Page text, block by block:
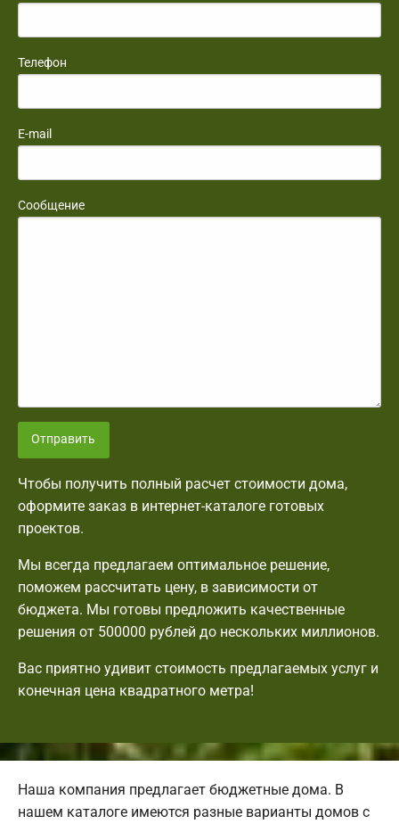
Телефон
E-mail
Сообщение
Отправить
Чтобы получить полный расчет стоимости дома,
оформите заказ в интернет-каталоге готовых
проектов.
Мы всегда предлагаем оптимальное решение,
поможем рассчитать цену, в зависимости от
бюджета. Мы готовы предложить качественные
решения от 500000 рублей до нескольких миллионов.
Вас приятно удивит стоимость предлагаемых услуг и
конечная цена квадратного метра!
Наша компания предлагает бюджетные дома. В
нашем каталоге имеются разные варианты домов с